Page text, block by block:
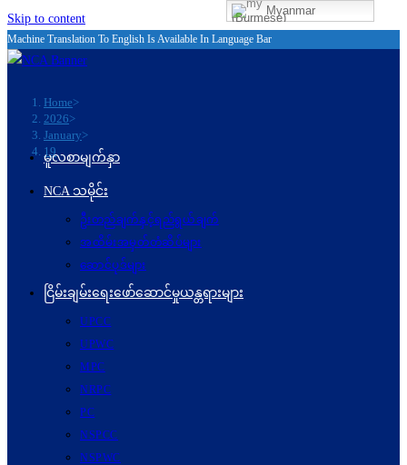
Skip to content
Machine Translation To English Is Available In Language Bar
Home>
2026>
January>
19
မူလစာမျက်နှာ
NCA သမိုင်း
ဦးတည်ချက်နှင့်ရည်ရွယ်ချက်
အထိမ်းအမှတ်တံဆိပ်များ
ဆောင်ပုဒ်များ
ငြိမ်းချမ်းရေးဖော်‌ဆောင်မှုယန္တရားများ
UPCC
UPWC
MPC
NRPC
PC
NSPCC
NSPWC
Myanmar
(Burmese)